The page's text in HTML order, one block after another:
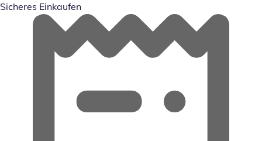
Sicheres Einkaufen